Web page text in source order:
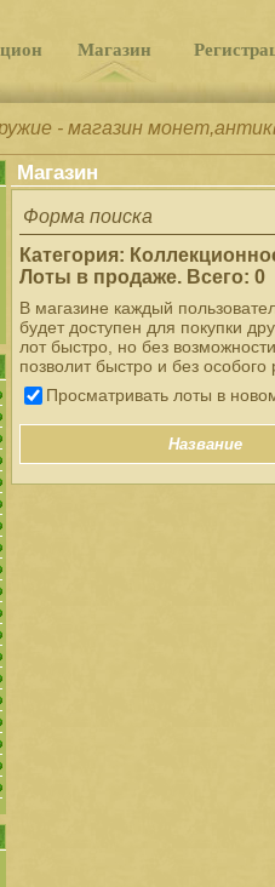
Магазин
- магазин
Магазин
Форма поиска
Категория:
Лоты в продаже. Всего: 0
В магазине каждый
будет доступен для покупки
лот быстро, но без
позволит быстро и без
Просматривать лоты в
Название